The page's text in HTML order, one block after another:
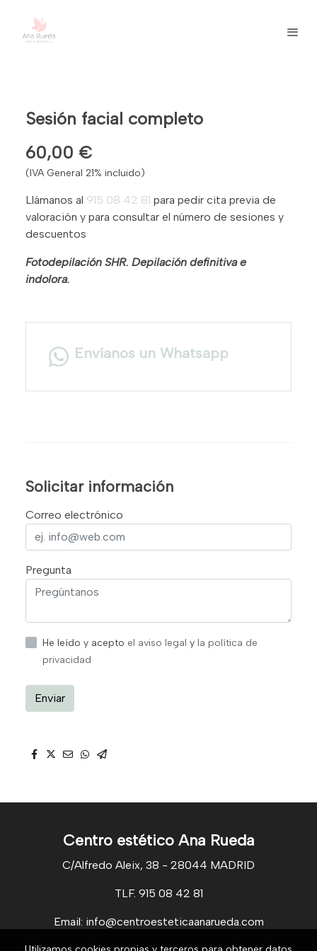
Sesión facial completo
60,00 €
(IVA General 21% incluido)
Llámanos al 915 08 42 81 para pedir cita previa de
valoración y para consultar el número de sesiones y
descuentos
Fotodepilación SHR. Depilación definitiva e
indolora.
Envíanos un Whatsapp
Solicitar información
Correo electrónico
Pregunta
He leído y acepto el aviso legal y la política de
privacidad
Enviar
Centro estético Ana Rueda
C/Alfredo Aleix, 38 - 28044 MADRID
TLF. 915 08 42 81
Email: info@centroesteticaanarueda.com